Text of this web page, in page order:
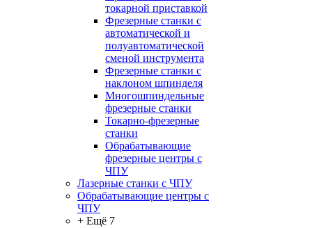
токарной приставкой
Фрезерные станки с
автоматической и
полуавтоматической
сменой инструмента
Фрезерные станки с
наклоном шпинделя
Многошпиндельные
фрезерные станки
Токарно-фрезерные
станки
Обрабатывающие
фрезерные центры с
ЧПУ
Лазерные станки с ЧПУ
Обрабатывающие центры с
ЧПУ
+ Ещё 7